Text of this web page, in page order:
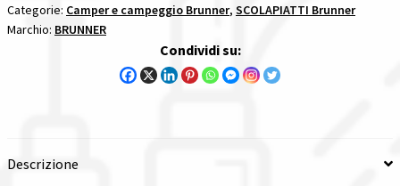
Il mio account
Categorie: Camper e campeggio Brunner, SCOLAPIATTI Brunner
Marchio: BRUNNER
Condividi su:
Descrizione